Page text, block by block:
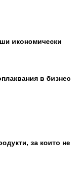
икономически
в бизнес
за които не